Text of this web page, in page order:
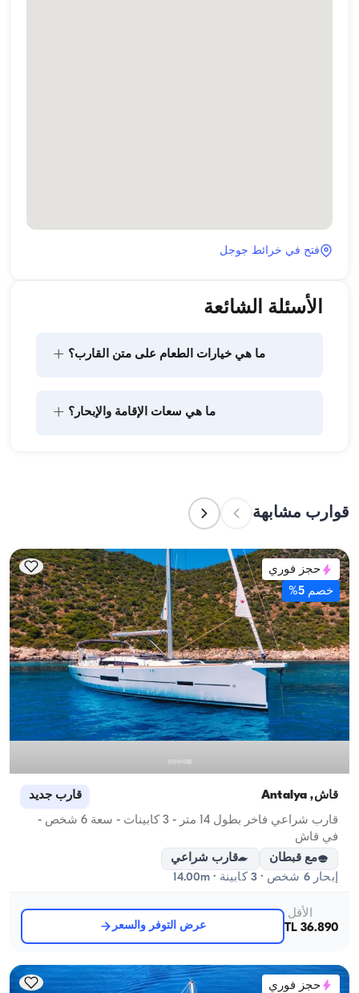
فتح في خرائط جوجل
الأسئلة الشائعة
ما هي خيارات الطعام على متن القارب؟ +
ما هي سعات الإقامة والإبحار؟ +
للإيجارات اليومية، فتنطبق سعة الإبحار.
قوارب مشابهة
حجز فوري
خصم 5%
قاش, Antalya قارب جديد
قارب شراعي فاخر بطول 14 متر - 3 كابينات - سعة 6 شخص -
في قاش
مع قبطان
قارب شراعي
إبحار 6 شخص · 3 كابينة · 14.00m
الأقل
36.890 TL
عرض التوفر والسعر
حجز فوري